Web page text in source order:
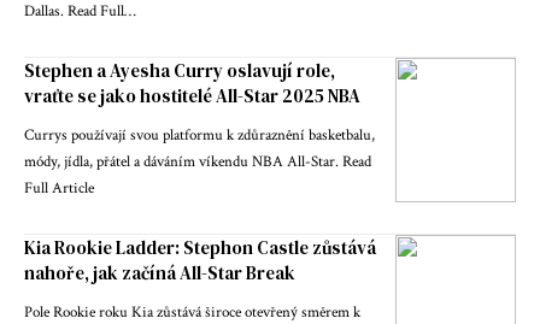
Dallas. Read Full…
Stephen a Ayesha Curry oslavují role,
vraťte se jako hostitelé All-Star 2025 NBA
Currys používají svou platformu k zdůraznění basketbalu,
módy, jídla, přátel a dáváním víkendu NBA All-Star. Read
Full Article
Kia Rookie Ladder: Stephon Castle zůstává
nahoře, jak začíná All-Star Break
Pole Rookie roku Kia zůstává široce otevřený směrem k